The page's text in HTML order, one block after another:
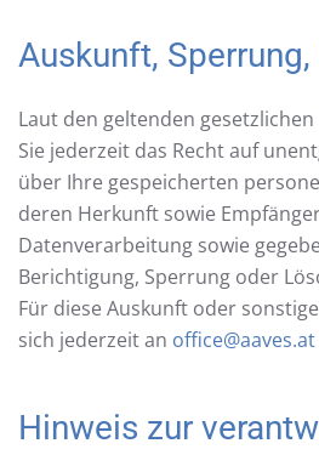
Auskunft,
Laut den geltenden
Sie jederzeit das Recht auf
über Ihre gespeicherten
deren Herkunft sowie
Datenverarbeitung sowie
Berichtigung, Sperrung oder
Für diese Auskunft oder
sich jederzeit an office@aaves.at
Hinweis zur